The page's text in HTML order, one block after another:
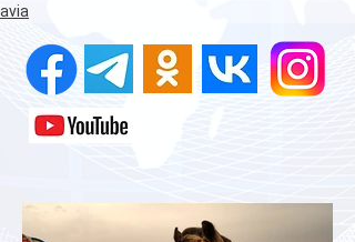
avia